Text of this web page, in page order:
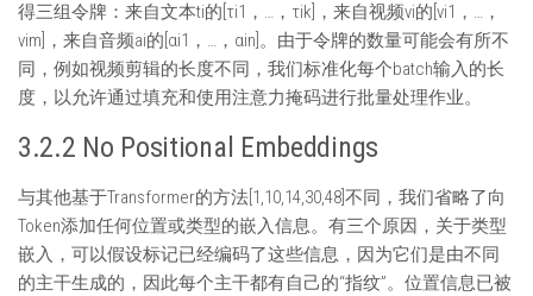
得三组令牌：来自文本ti的[τi1，…，τik]，来自视频vi的[νi1，…，
νim]，来自音频ai的[αi1，…，αin]。由于令牌的数量可能会有所不
同，例如视频剪辑的长度不同，我们标准化每个batch输入的长
度，以允许通过填充和使用注意力掩码进行批量处理作业。
3.2.2 No Positional Embeddings
与其他基于Transformer的方法[1,10,14,30,48]不同，我们省略了向
Token添加任何位置或类型的嵌入信息。有三个原因，关于类型
嵌入，可以假设标记已经编码了这些信息，因为它们是由不同
的主干生成的，因此每个主干都有自己的“指纹”。位置信息已被